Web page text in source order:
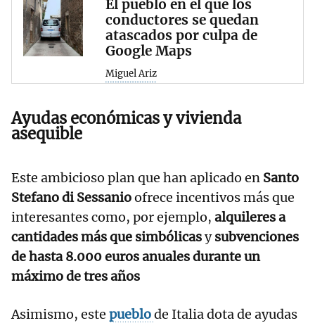
El pueblo en el que los
conductores se quedan
atascados por culpa de
Google Maps
Miguel Ariz
Ayudas económicas y vivienda
asequible
Este ambicioso plan que han aplicado en Santo
Stefano di Sessanioofrece incentivos más que
interesantes como, por ejemplo, alquileres a
cantidades más que simbólicasysubvenciones
de hasta 8.000 euros anuales durante un
máximo de tres años
Asimismo, este pueblode Italia dota de ayudas